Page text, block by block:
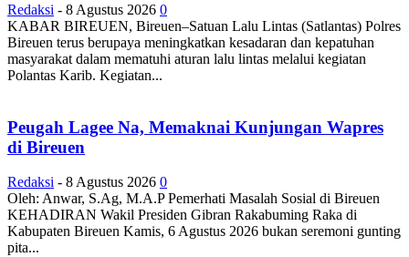
Redaksi - 8 Agustus 2026 0
KABAR BIREUEN, Bireuen–Satuan Lalu Lintas (Satlantas) Polres
Bireuen terus berupaya meningkatkan kesadaran dan kepatuhan
masyarakat dalam mematuhi aturan lalu lintas melalui kegiatan
Polantas Karib. Kegiatan...
Peugah Lagee Na, Memaknai Kunjungan Wapres
di Bireuen
Redaksi - 8 Agustus 2026 0
Oleh: Anwar, S.Ag, M.A.P Pemerhati Masalah Sosial di Bireuen
KEHADIRAN Wakil Presiden Gibran Rakabuming Raka di
Kabupaten Bireuen Kamis, 6 Agustus 2026 bukan seremoni gunting
pita...